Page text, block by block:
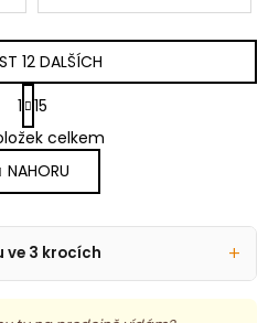
O
v
l
á
d
a
í
12 DALŠÍCH
S
t
r
á
n
k
v
á
n
í
1 15
celkem
NAHORU
ve 3 krocích